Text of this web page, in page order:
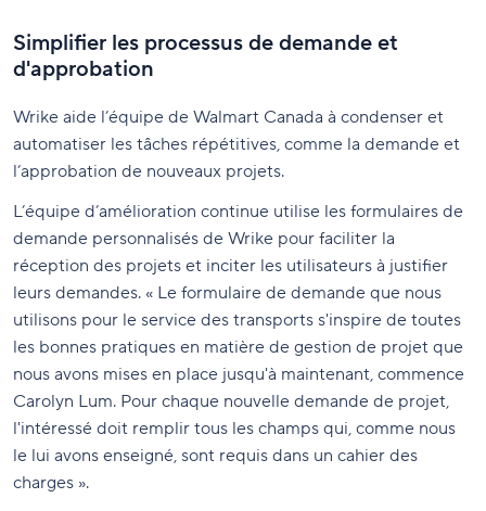
Simplifier les processus de demande et
d'approbation
Wrike aide l’équipe de Walmart Canada à condenser et
automatiser les tâches répétitives, comme la demande et
l’approbation de nouveaux projets.
L’équipe d’amélioration continue utilise les formulaires de
demande personnalisés de Wrike pour faciliter la
réception des projets et inciter les utilisateurs à justifier
leurs demandes. « Le formulaire de demande que nous
utilisons pour le service des transports s'inspire de toutes
les bonnes pratiques en matière de gestion de projet que
nous avons mises en place jusqu'à maintenant, commence
Carolyn Lum. Pour chaque nouvelle demande de projet,
l'intéressé doit remplir tous les champs qui, comme nous
le lui avons enseigné, sont requis dans un cahier des
charges ».